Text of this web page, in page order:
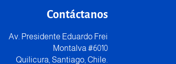
Contáctanos
Av. Presidente Eduardo Frei
Montalva #6010
Quilicura, Santiago, Chile.